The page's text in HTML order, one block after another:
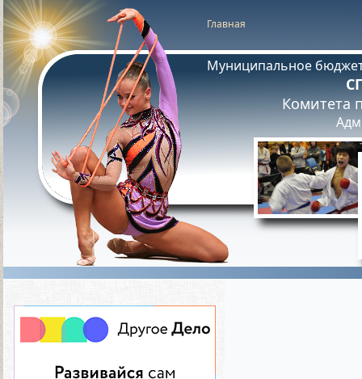
Муниципальное
Комитета
Главная